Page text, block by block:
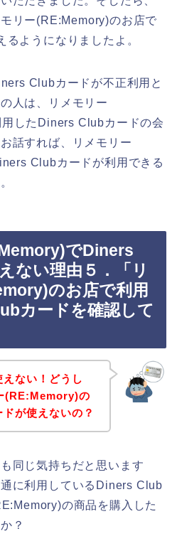
リー(RE:Memory)のお店で
ようになりましたよ。
Clubカードが不正利用と
人は、リメモリー
したDiners Clubカードの会
話すれば、リメモリー
Clubカードが利用できる
でDiners
ない理由５．「リ
のお店で利用
カードを確認して
ない！どうし
(RE:Memory)の
が使えないの？
同じ気持ちだと思います
に利用しているDiners Club
の商品を購入した
？